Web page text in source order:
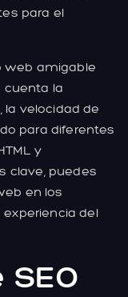
para el
web amigable
cuenta la
la velocidad de
para diferentes
y
clave, puedes
en los
del